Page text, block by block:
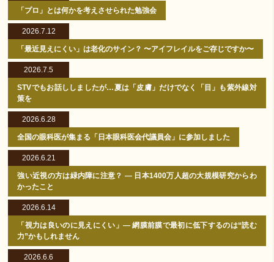
「プロ」とは何かを考えさせられた勉強会
2026.7.12
「最近見えにくい」は老化のサイン？ 〜アイフレイルをご存じですか〜
2026.7.5
STVでもお話ししましたが…夏は「皮膚」だけでなく「目」も紫外線対
策を
2026.6.28
全国の眼科医が集まる「日本眼科医会代議員会」に参加しました
2026.6.21
強い近視の方は緑内障に注意？ ― 日本1400万人超の大規模研究からわ
かったこと
2026.6.14
「視力は良いのに見えにくい」― 網膜前膜で最初に低下するのは“読む
力”かもしれません
2026.6.6